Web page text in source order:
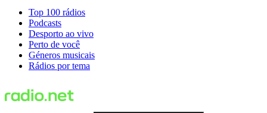
Top 100 rádios
Podcasts
Desporto ao vivo
Perto de você
Géneros musicais
Rádios por tema